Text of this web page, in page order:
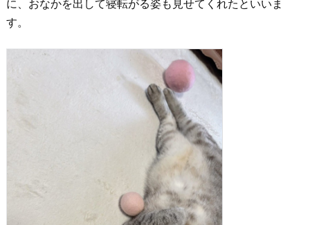
に、おなかを出して寝転がる姿も見せてくれたといいま
す。